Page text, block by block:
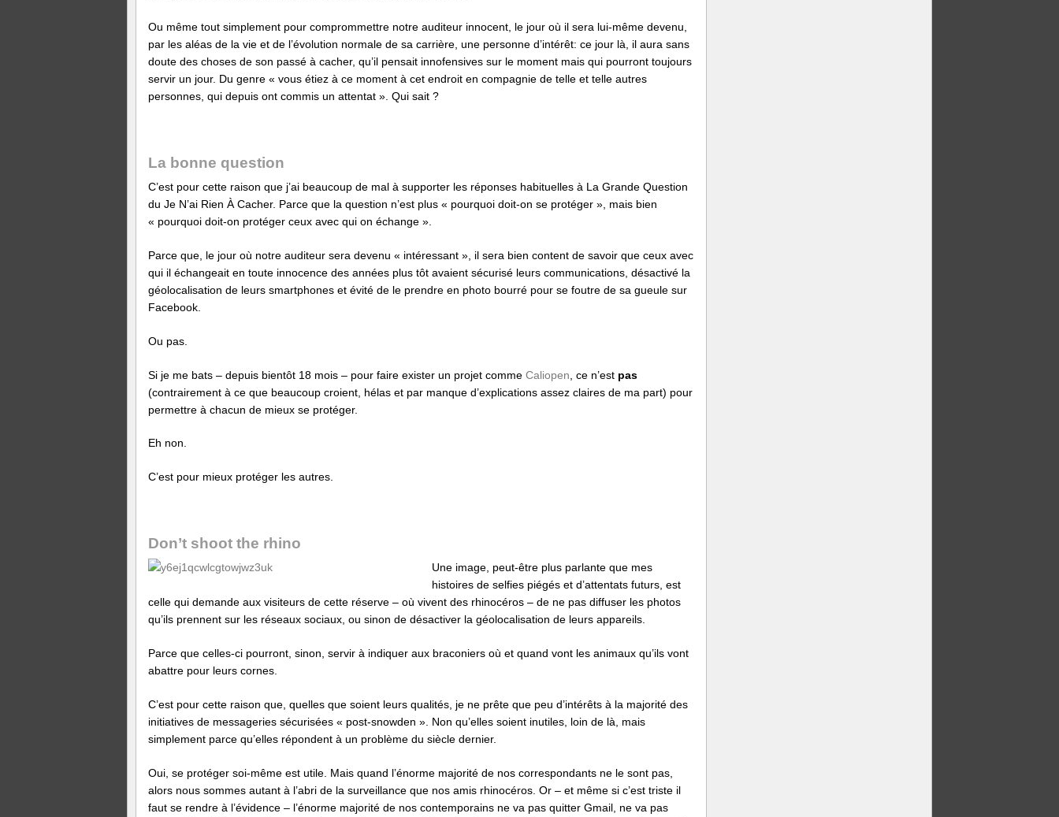
Ou même tout simplement pour comprommettre notre auditeur innocent, le jour où il sera lui-même devenu,
par les aléas de la vie et de l’évolution normale de sa carrière, une personne d’intérêt: ce jour là, il aura sans
doute des choses de son passé à cacher, qu’il pensait innofensives sur le moment mais qui pourront toujours
servir un jour. Du genre « vous étiez à ce moment à cet endroit en compagnie de telle et telle autres
personnes, qui depuis ont commis un attentat ». Qui sait ?
La bonne question
C’est pour cette raison que j’ai beaucoup de mal à supporter les réponses habituelles à La Grande Question
du Je N’ai Rien À Cacher. Parce que la question n’est plus « pourquoi doit-on se protéger », mais bien
« pourquoi doit-on protéger ceux avec qui on échange ».
Parce que, le jour où notre auditeur sera devenu « intéressant », il sera bien content de savoir que ceux avec
qui il échangeait en toute innocence des années plus tôt avaient sécurisé leurs communications, désactivé la
géolocalisation de leurs smartphones et évité de le prendre en photo bourré pour se foutre de sa gueule sur
Facebook.
Ou pas.
Si je me bats – depuis bientôt 18 mois – pour faire exister un projet comme Caliopen , ce n’est pas
(contrairement à ce que beaucoup croient, hélas et par manque d’explications assez claires de ma part) pour
permettre à chacun de mieux se protéger.
Eh non.
C’est pour mieux protéger les autres.
Don’t shoot the rhino
Une image, peut-être plus parlante que mes
histoires de selfies piégés et d’attentats futurs, est
celle qui demande aux visiteurs de cette réserve – où vivent des rhinocéros – de ne pas diffuser les photos
qu’ils prennent sur les réseaux sociaux, ou sinon de désactiver la géolocalisation de leurs appareils.
Parce que celles-ci pourront, sinon, servir à indiquer aux braconiers où et quand vont les animaux qu’ils vont
abattre pour leurs cornes.
C’est pour cette raison que, quelles que soient leurs qualités, je ne prête que peu d’intérêts à la majorité des
initiatives de messageries sécurisées « post-snowden ». Non qu’elles soient inutiles, loin de là, mais
simplement parce qu’elles répondent à un problème du siècle dernier.
Oui, se protéger soi-même est utile. Mais quand l’énorme majorité de nos correspondants ne le sont pas,
alors nous sommes autant à l’abri de la surveillance que nos amis rhinocéros. Or – et même si c’est triste il
faut se rendre à l’évidence – l’énorme majorité de nos contemporains ne va pas quitter Gmail, ne va pas